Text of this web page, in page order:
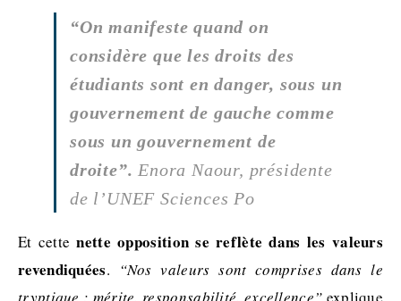
“On manifeste quand on
considère que les droits des
étudiants sont en danger, sous un
gouvernement de gauche comme
sous un gouvernement de
droite”. Enora Naour, présidente
de l’UNEF Sciences Po
Et cettenette opposition se reflète dans les valeurs
revendiquées. “Nos valeurs sont comprises dans le